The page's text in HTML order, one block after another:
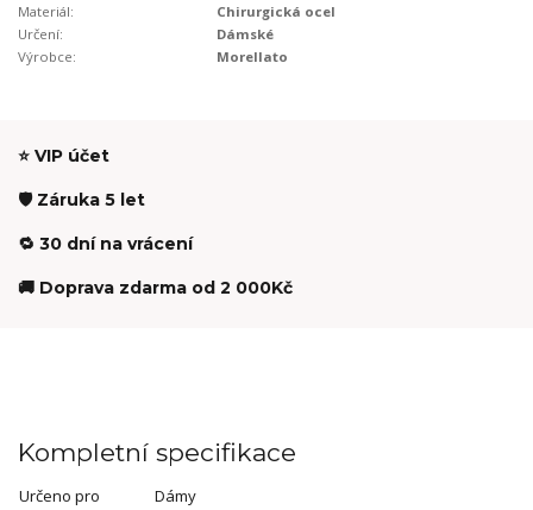
Materiál:
Chirurgická ocel
Určení:
Dámské
Výrobce:
Morellato
⭐ VIP účet
🛡️ Záruka 5 let
🔁 30 dní na vrácení
🚚 Doprava zdarma od 2 000Kč
Kompletní specifikace
Určeno pro
Dámy